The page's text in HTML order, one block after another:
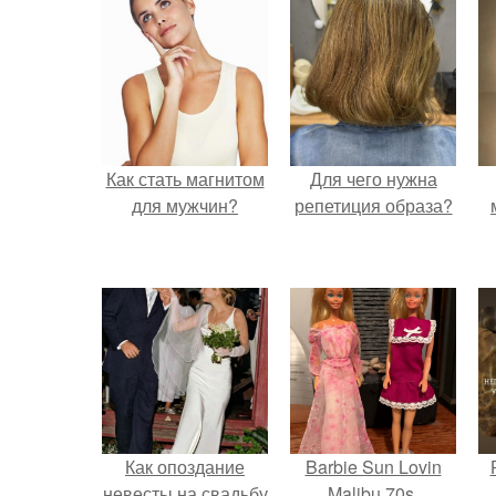
Как стать магнитом
для мужчин?
Для чего нужна
репетиция образа?
Как опоздание
Barbie Sun Lovin